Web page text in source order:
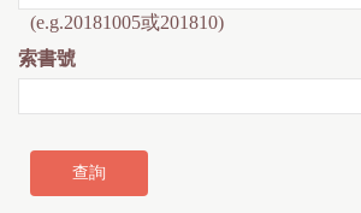
(e.g.20181005或201810)
索書號